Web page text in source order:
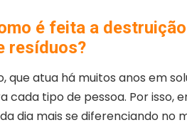
é feita a
resíduos?
que atua há muitos anos em
tipo de pessoa. Por isso,
dia mais se diferenciando no